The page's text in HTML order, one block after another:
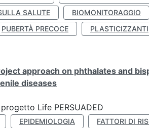
SALUTE
BIOMONITORAGGIO
PUBERTÀ PRECOCE PLASTICIZZANTI
approach on phthalates and
diseases
Life PERSUADED
EPIDEMIOLOGIA FATTORI DI